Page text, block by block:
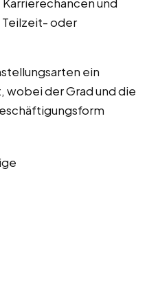
oder
ein
wobei der Grad und die